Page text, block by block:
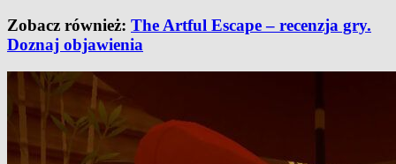
Zobacz również: The Artful Escape – recenzja gry.
Doznaj objawienia